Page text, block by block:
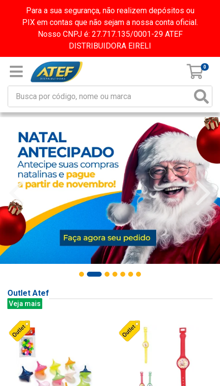
Para a sua segurança, não realizem depósitos ou
PIX em contas que não sejam a nossa conta oficial.
Nosso CNPJ é: 27.717.135/0001-29 ATEF
DISTRIBUIDORA EIRELI
0
Outlet Atef
Veja mais